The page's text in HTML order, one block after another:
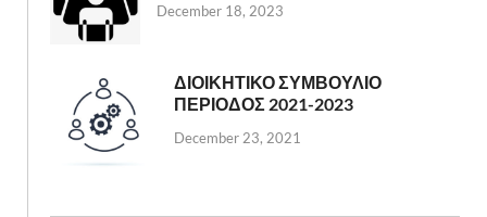
December 18, 2023
ΔΙΟΙΚΗΤΙΚΟ ΣΥΜΒΟΥΛΙΟ
ΠΕΡΙΟΔΟΣ 2021-2023
December 23, 2021